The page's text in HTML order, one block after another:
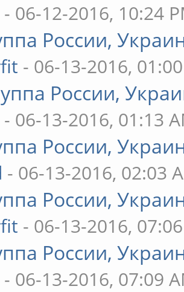
- 06-12-2016, 10:24
России,
- 06-13-2016,
России,
- 06-13-2016, 01:13
России,
- 06-13-2016, 02:03
России,
- 06-13-2016,
России,
- 06-13-2016, 07:09